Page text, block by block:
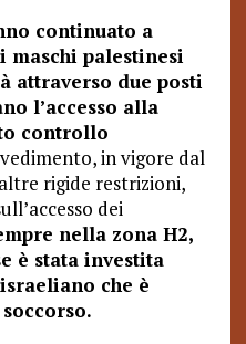
continuato a
maschi palestinesi
attraverso due posti
l’accesso alla
controllo
in vigore dal
rigide restrizioni,
dei
nella zona H2,
è stata investita
che è